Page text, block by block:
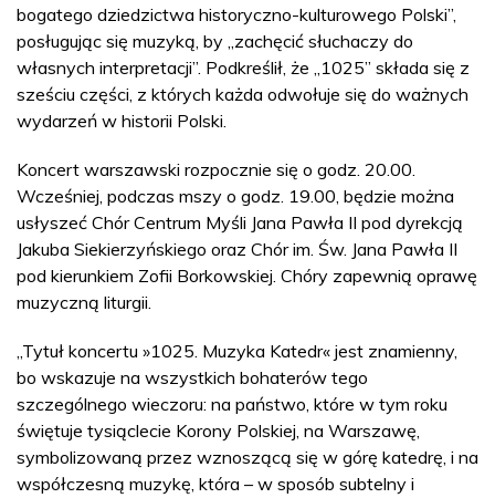
bogatego dziedzictwa historyczno-kulturowego Polski”,
posługując się muzyką, by „zachęcić słuchaczy do
własnych interpretacji”. Podkreślił, że „1025” składa się z
sześciu części, z których każda odwołuje się do ważnych
wydarzeń w historii Polski.
Koncert warszawski rozpocznie się o godz. 20.00.
Wcześniej, podczas mszy o godz. 19.00, będzie można
usłyszeć Chór Centrum Myśli Jana Pawła II pod dyrekcją
Jakuba Siekierzyńskiego oraz Chór im. Św. Jana Pawła II
pod kierunkiem Zofii Borkowskiej. Chóry zapewnią oprawę
muzyczną liturgii.
„Tytuł koncertu »1025. Muzyka Katedr« jest znamienny,
bo wskazuje na wszystkich bohaterów tego
szczególnego wieczoru: na państwo, które w tym roku
świętuje tysiąclecie Korony Polskiej, na Warszawę,
symbolizowaną przez wznoszącą się w górę katedrę, i na
współczesną muzykę, która – w sposób subtelny i